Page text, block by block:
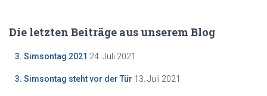
Die letzten Beiträge aus unserem Blog
3. Simsontag 2021 24. Juli 2021
3. Simsontag steht vor der Tür 13. Juli 2021